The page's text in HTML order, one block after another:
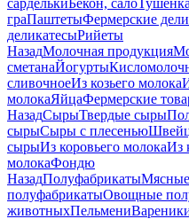
сарделькиБекон, салоТушенка
граПаштетыФермерские
деликатесыРийеты
НазадМолочная продукция
сметанаЙогурты
сливочноеИз козьего молока
молокаЯйцаФермерские
НазадСырыТвердые сыры
сырыСыры c плесенью
сырыИз коровьего молокаИз
молокаФондю
НазадПолуфабрикаты
полуфабрикатыОвощные
животныхПельмени